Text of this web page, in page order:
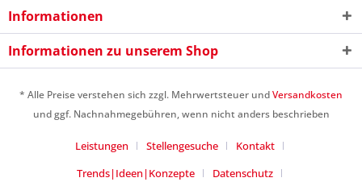
7 - 6 = ?
Ich habe die Datenschutzerklärung
verstanden und stimme zu. *
Informationen
Informationen zu unserem Shop
* Alle Preise verstehen sich zzgl. Mehrwertsteuer undVersandkosten
und ggf. Nachnahmegebühren, wenn nicht anders beschrieben
Leistungen Stellengesuche
Kontakt
Trends|Ideen|Konzepte
Datenschutz